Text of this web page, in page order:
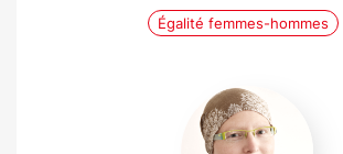
Égalité femmes-hommes
Fanny
Petitbon